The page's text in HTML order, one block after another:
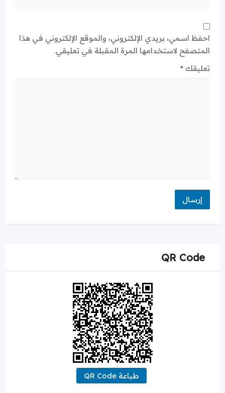
احفظ اسمي، بريدي الإلكتروني، والموقع الإلكتروني في هذا
المتصفح لاستخدامها المرة المقبلة في تعليقي.
تعليقك *
QR Code
طباعة QR Code